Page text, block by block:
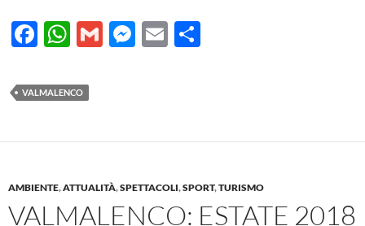
F
e
b
o
k
W
at
s
A
p
G
M
g
E
vi
VALMALENCO
AMBIENTE,ATTUALITÀ,SPETTACOLI,SPORT,TURISMO
VALMALENCO: ESTATE 2018